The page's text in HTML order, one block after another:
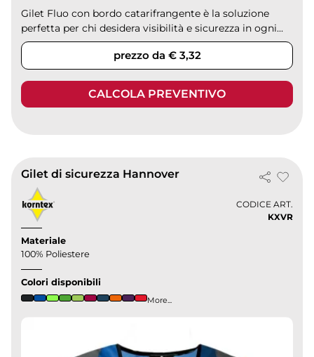
Gilet Fluo con bordo catarifrangente è la soluzione
perfetta per chi desidera visibilità e sicurezza in ogni...
prezzo da € 3,32
CALCOLA PREVENTIVO
Gilet di sicurezza Hannover
CODICE ART.
KXVR
Materiale
100% Poliestere
Colori disponibili
More...